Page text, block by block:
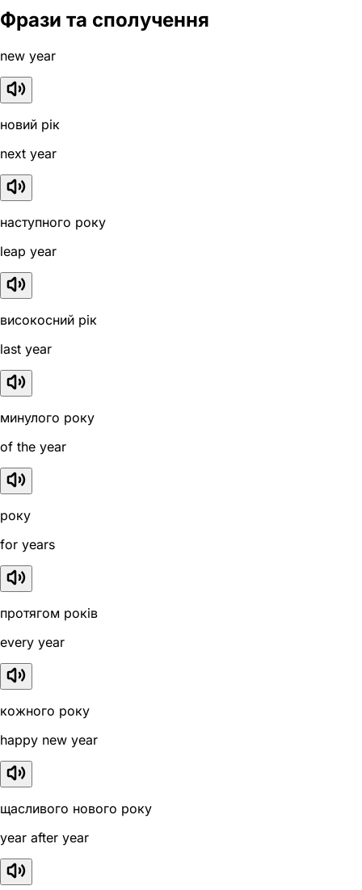
Фрази та сполучення
new year
новий рік
next year
наступного року
leap year
високосний рік
last year
минулого року
of the year
року
for years
протягом років
every year
кожного року
happy new year
щасливого нового року
year after year